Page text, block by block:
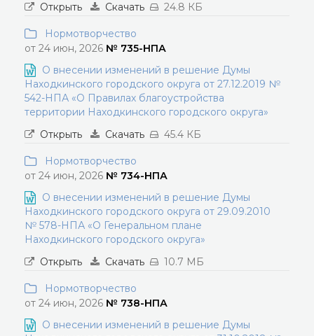
Открыть
Скачать 24.8 КБ
Нормотворчество
от 24 июн, 2026 № 735-НПА
О внесении изменений в решение Думы
Находкинского городского округа от 27.12.2019 №
542-НПА «О Правилах благоустройства
территории Находкинского городского округа»
Открыть
Скачать 45.4 КБ
Нормотворчество
от 24 июн, 2026 № 734-НПА
О внесении изменений в решение Думы
Находкинского городского округа от 29.09.2010
№ 578-НПА «О Генеральном плане
Находкинского городского округа»
Открыть
Скачать 10.7 МБ
Нормотворчество
от 24 июн, 2026 № 738-НПА
О внесении изменений в решение Думы